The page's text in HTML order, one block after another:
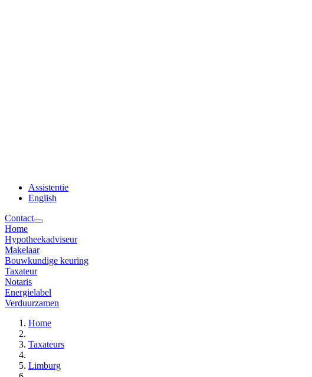
Assistentie
English
Contact
Home
Hypotheekadviseur
Makelaar
Bouwkundige keuring
Taxateur
Notaris
Energielabel
Verduurzamen
Home
Taxateurs
Limburg